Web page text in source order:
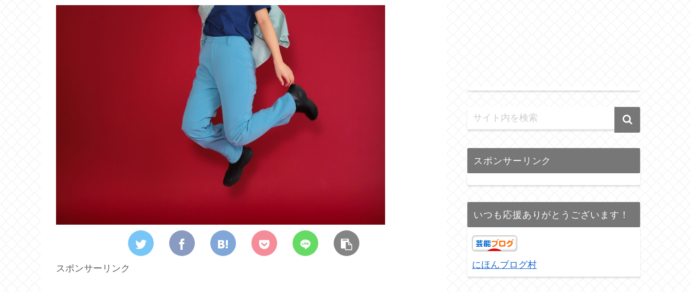
スポンサーリンク
スポンサーリンク
いつも応援ありがとうございます！
にほんブログ村